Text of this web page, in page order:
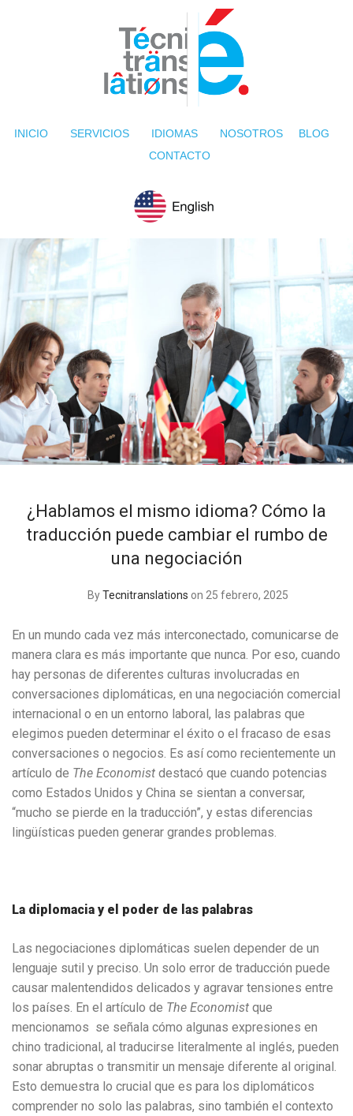
INICIO SERVICIOS IDIOMAS NOSOTROS
BLOG
CONTACTO
¿Hablamos el mismo idioma? Cómo la
traducción puede cambiar el rumbo de
una negociación
ByTecnitranslations on 25 febrero, 2025
En un mundo cada vez más interconectado, comunicarse de
manera clara es más importante que nunca. Por eso, cuando
hay personas de diferentes culturas involucradas en
conversaciones diplomáticas, en una negociación comercial
internacional o en un entorno laboral, las palabras que
elegimos pueden determinar el éxito o el fracaso de esas
conversaciones o negocios. Es así como recientemente un
artículo de The Economist destacó que cuando potencias
como Estados Unidos y China se sientan a conversar,
“mucho se pierde en la traducción”, y estas diferencias
lingüísticas pueden generar grandes problemas.
La diplomacia y el poder de las palabras
Las negociaciones diplomáticas suelen depender de un
lenguaje sutil y preciso. Un solo error de traducción puede
causar malentendidos delicados y agravar tensiones entre
los países. En el artículo de The Economist que
mencionamos se señala cómo algunas expresiones en
chino tradicional, al traducirse literalmente al inglés, pueden
sonar abruptas o transmitir un mensaje diferente al original.
Esto demuestra lo crucial que es para los diplomáticos
comprender no solo las palabras, sino también el contexto